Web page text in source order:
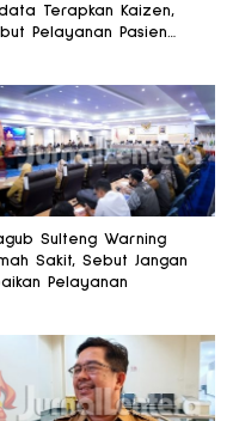
Terapkan Kaizen,
Pelayanan Pasien
Sulteng Warning
Sakit, Sebut Jangan
Pelayanan